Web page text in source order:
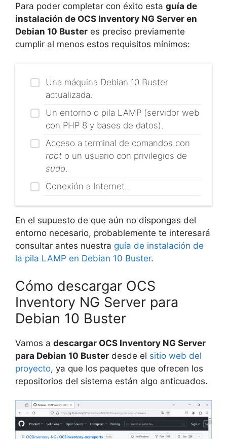
Para poder completar con éxito esta guía de
instalación de OCS Inventory NG Server en
Debian 10 Buster es preciso previamente
cumplir al menos estos requisitos mínimos:
Una máquina Debian 10 Buster
actualizada.
Un entorno o pila LAMP (servidor web
con PHP 8 y bases de datos).
Acceso a terminal de comandos con
root o un usuario con privilegios de
sudo.
Conexión a Internet.
En el supuesto de que aún no dispongas del
entorno necesario, probablemente te interesará
consultar antes nuestra guía de instalación de
la pila LAMP en Debian 10 Buster.
Cómo descargar OCS
Inventory NG Server para
Debian 10 Buster
Vamos a descargar OCS Inventory NG Server
para Debian 10 Buster desde el sitio web del
proyecto, ya que los paquetes que ofrecen los
repositorios del sistema están algo anticuados.